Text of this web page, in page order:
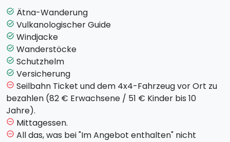
du bis auf 2500 Meter, um dann mit
Geländefahrzeugen auf 2850 Meter weiterzufahren –
dem Ausgangspunkt für dein eigentliches Trekking zu
denGipfelkratern
Wanderung, vorbei an noch "warmen" Lavafeldern
und über weite Flächen aus Vulkansand, der unter
deinen Füßen knirscht, erreichst du den Gipfel auf
3340 Metern.
Oben angekommen, wirst du dich wie auf dem Dach
der Welt fühlen. Du wanderst am Rand des
task_alt Ätna-Wanderung
task_alt Vulkanologischer Guide
task_alt Windjacke
task_alt Wanderstöcke
task_alt Schutzhelm
task_alt Versicherung
remove_circle_outline Seilbahn Ticket und dem 4x4-Fahrzeug vor Ort zu
bezahlen (82 € Erwachsene / 51 € Kinder bis 10
Jahre).
remove_circle_outline Mittagessen.
remove_circle_outline All das, was bei "Im Angebot enthalten" nicht